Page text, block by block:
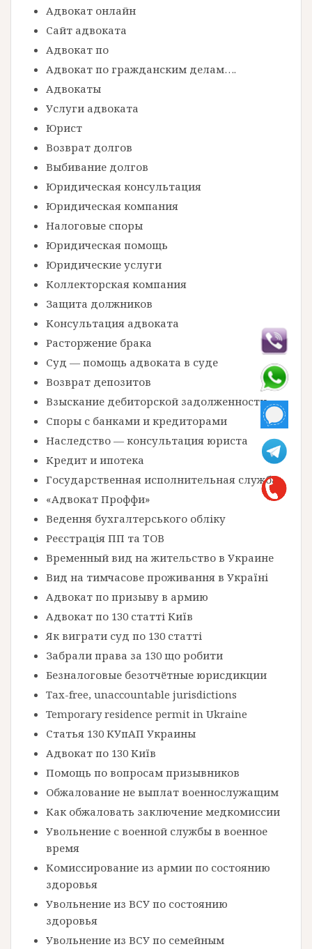
Адвокат онлайн
Сайт адвоката
Адвокат по
Адвокат по гражданским делам….
Адвокаты
Услуги адвоката
Юрист
Возврат долгов
Выбивание долгов
Юридическая консультация
Юридическая компания
Налоговые споры
Юридическая помощь
Юридические услуги
Коллекторская компания
Защита должников
Консультация адвоката
Расторжение брака
Суд — помощь адвоката в суде
Возврат депозитов
Взыскание дебиторской задолженности
Споры с банками и кредиторами
Наследство — консультация юриста
Кредит и ипотека
Государственная исполнительная служба
«Адвокат Проффи»
Ведення бухгалтерського обліку
Реєстрація ПП та ТОВ
Временный вид на жительство в Украине
Вид на тимчасове проживання в Україні
Адвокат по призыву в армию
Адвокат по 130 статті Київ
Як виграти суд по 130 статті
Забрали права за 130 що робити
Безналоговые безотчётные юрисдикции
Tax-free, unaccountable jurisdictions
Temporary residence permit in Ukraine
Статья 130 КУпАП Украины
Адвокат по 130 Київ
Помощь по вопросам призывников
Обжалование не выплат военнослужащим
Как обжаловать заключение медкомиссии
Увольнение с военной службы в военное
время
Комиссирование из армии по состоянию
здоровья
Увольнение из ВСУ по состоянию
здоровья
Увольнение из ВСУ по семейным